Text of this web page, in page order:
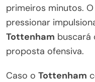
primeiros minutos.
pressionar
Tottenham buscará
proposta ofensiva.
Caso o Tottenham